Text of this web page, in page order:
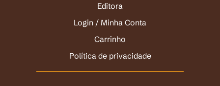
Editora
Login / Minha Conta
Carrinho
Política de privacidade